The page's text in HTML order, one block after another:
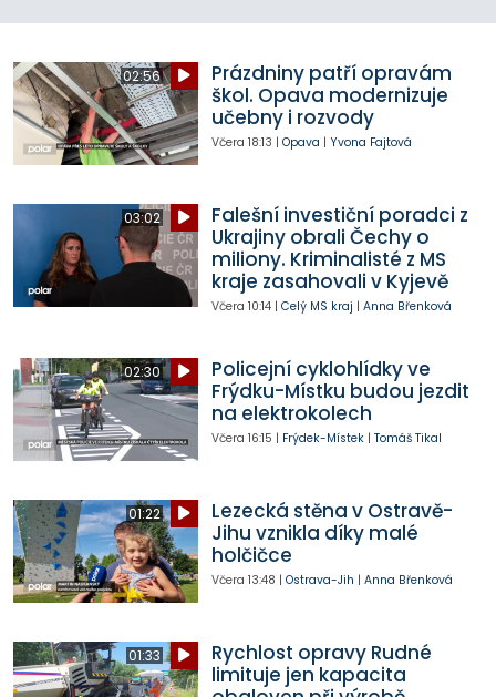
02:56
Prázdniny patří opravám
škol. Opava modernizuje
učebny i rozvody
Včera 18:13 | Opava | Yvona Fajtová
03:02
Falešní investiční poradci z
Ukrajiny obrali Čechy o
miliony. Kriminalisté z MS
kraje zasahovali v Kyjevě
Včera 10:14| Celý MS kraj | Anna Břenková
02:30
Policejní cyklohlídky ve
Frýdku-Místku budou jezdit
na elektrokolech
Včera 16:15 | Frýdek-Místek| Tomáš Tikal
01:22
Lezecká stěna v Ostravě-
Jihu vznikla díky malé
holčičce
Včera 13:48 | Ostrava-Jih | Anna Břenková
01:33
Rychlost opravy Rudné
limituje jen kapacita